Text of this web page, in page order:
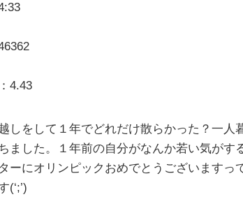
4.43
しをして１年でどれだけ散らかった？一
ました。１年前の自分がなんか若い気がす
ーにオリンピックおめでとうございますっ
(‘;’)